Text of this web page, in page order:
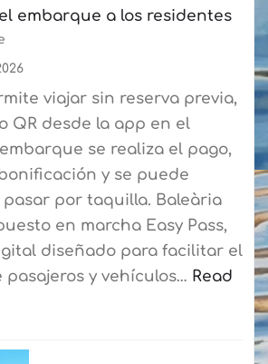
embarque a los residentes
viajar sin reserva previa,
QR desde la app en el
se realiza el pago,
y se puede
por taquilla. Baleària
en marcha Easy Pass,
diseñado para facilitar el
y vehículos… Read